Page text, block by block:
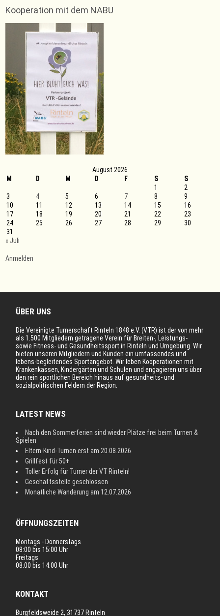
Thema:
Knochenmark-
waschen-
Qi
Gong
Kooperation mit dem NABU
August 2026
M
D M D F S
S
1
2
3
4 5 6 7 8
9
10
11 12 13 14 15
16
17
18 19 20 21 22
23
24
25 26 27 28 29
30
31
« Juli
Anmelden
ÜBER UNS
Die Vereinigte Turnerschaft Rinteln 1848 e.V. (VTR) ist der von mehr
als 1.500 Mitgliedern getragene Verein für Breiten-, Leistungs-
sowie Fitness- und Gesundheitssport in Rinteln und Umgebung. Wir
bieten unseren Mitgliedern und Kunden ein umfassendes und
lebens-begleitendes Sportangebot. Wir leben Kooperationen mit
Krankenkassen, Kindergärten und Schulen und engagieren uns über
den rein sportlichen Bereich hinaus auf gesundheits- und
sozialpolitischen Feldern der Region.
LATEST NEWS
Nach den Sommerferien sind wieder Plätze frei beim Turnen &
Spielen
Eltern-Kind-Turnen erst am 20.08.2026
Grillfest für 50+
Toller Erfolg für Turner der VT Rinteln!
Geschäftsstelle geschlossen
Monatliche Wanderung am 12.07.2026
ÖFFNUNGSZEITEN
Montags - Donnerstags
08:00 bis 15:00 Uhr
Freitags
08:00 bis 14:00 Uhr
KONTAKT
Burgfeldsweide 2, 31737 Rinteln